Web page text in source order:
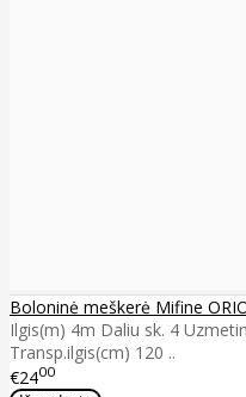
Boloninė meškerė Mifine
Ilgis(m) 4m Daliu sk. 4
Transp.ilgis(cm) 120 ..
€2400